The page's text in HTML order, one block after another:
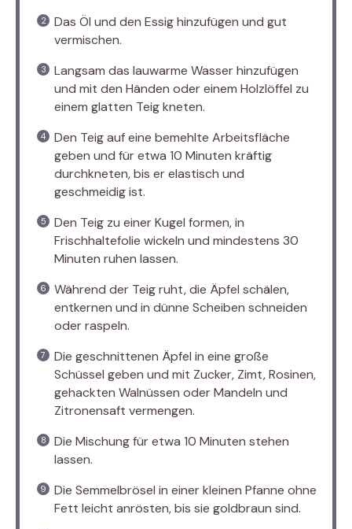
Das Öl und den Essig hinzufügen und gut
vermischen.
Langsam das lauwarme Wasser hinzufügen
und mit den Händen oder einem Holzlöffel zu
einem glatten Teig kneten.
Den Teig auf eine bemehlte Arbeitsfläche
geben und für etwa 10 Minuten kräftig
durchkneten, bis er elastisch und
geschmeidig ist.
Den Teig zu einer Kugel formen, in
Frischhaltefolie wickeln und mindestens 30
Minuten ruhen lassen.
Während der Teig ruht, die Äpfel schälen,
entkernen und in dünne Scheiben schneiden
oder raspeln.
Die geschnittenen Äpfel in eine große
Schüssel geben und mit Zucker, Zimt, Rosinen,
gehackten Walnüssen oder Mandeln und
Zitronensaft vermengen.
Die Mischung für etwa 10 Minuten stehen
lassen.
Die Semmelbrösel in einer kleinen Pfanne ohne
Fett leicht anrösten, bis sie goldbraun sind.